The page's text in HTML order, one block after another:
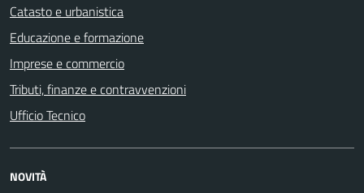
Catasto e urbanistica
Educazione e formazione
Imprese e commercio
Tributi, finanze e contravvenzioni
Ufficio Tecnico
NOVITÀ